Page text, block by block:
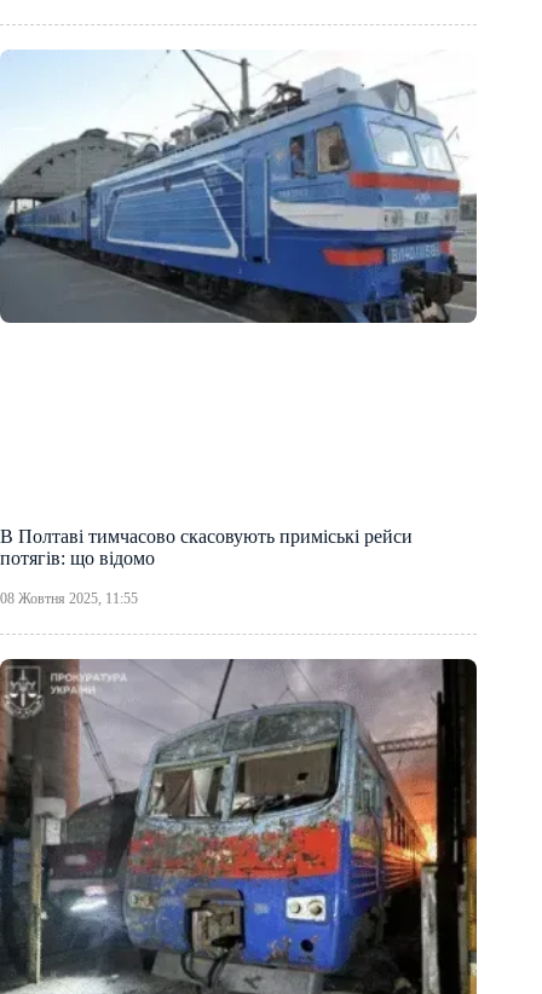
В Полтаві тимчасово скасовують приміські рейси
потягів: що відомо
08 Жовтня 2025, 11:55